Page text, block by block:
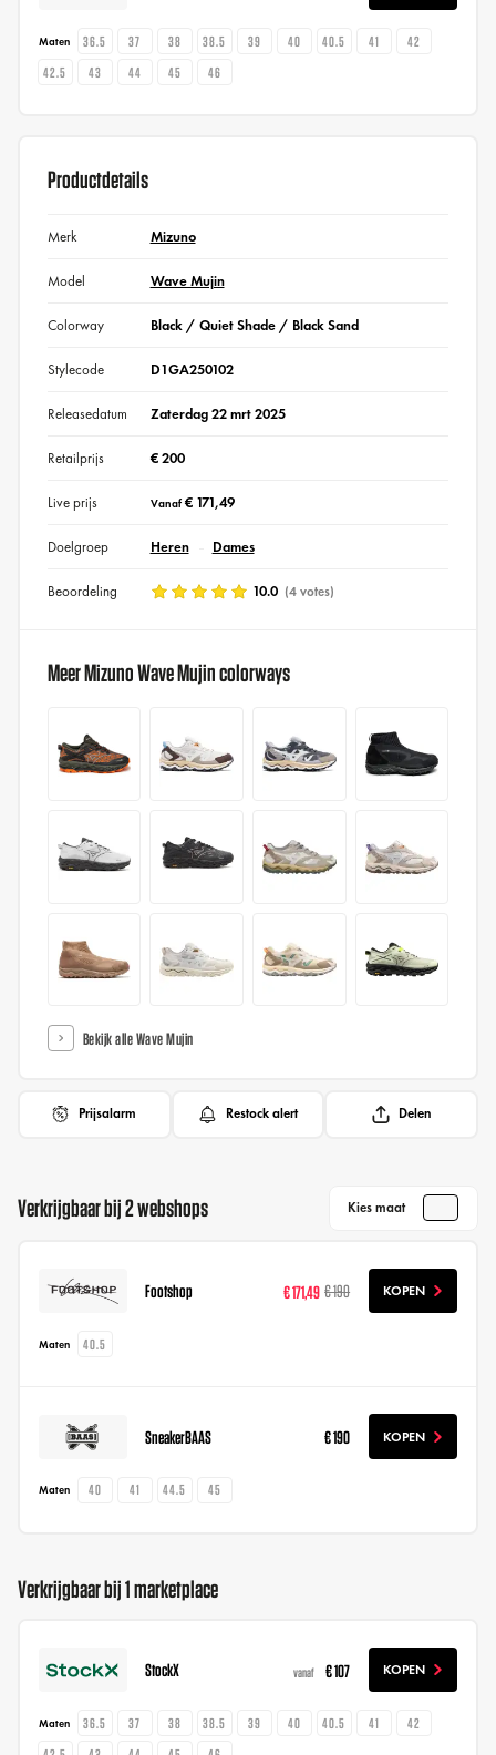
Maten 36.5 37 38 38.5 39 40 40.5 41
42
42.5
43 44 45 46
Productdetails
Merk Mizuno
Model Wave Mujin
Colorway Black / Quiet Shade / Black Sand
Stylecode D1GA250102
Releasedatum Zaterdag 22 mrt 2025
Retailprijs € 200
Live prijs Vanaf€ 171,49
Doelgroep Heren Dames
Beoordeling 10.0 (4 votes)
Meer Mizuno Wave Mujin colorways
Bekijk alle Wave Mujin
Prijsalarm Restock alert Delen
Verkrijgbaar bij 2 webshops Kies maat
Footshop € 171,49 € 190 KOPEN
Maten 40.5
SneakerBAAS € 190 KOPEN
Maten 40 41 44.5 45
Verkrijgbaar bij 1 marketplace
StockX vanaf € 107 KOPEN
Maten 36.5 37 38 38.5 39 40 40.5 41
42